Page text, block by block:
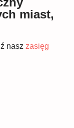
miast,
nasz zasięg